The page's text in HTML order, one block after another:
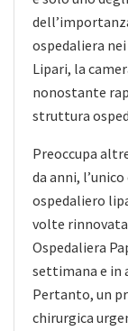
ospedaliera
Lipari, la
nonostante
struttura
Preoccupa
da anni,
ospedaliero
volte rinnovata
Ospedaliera
settimana e in
Pertanto, un
chirurgica